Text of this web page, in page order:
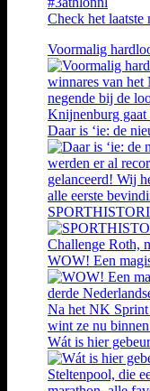
Check het laatste
Voormalig
Daar is ‘ie: de
WOW! Een
Wát is hier